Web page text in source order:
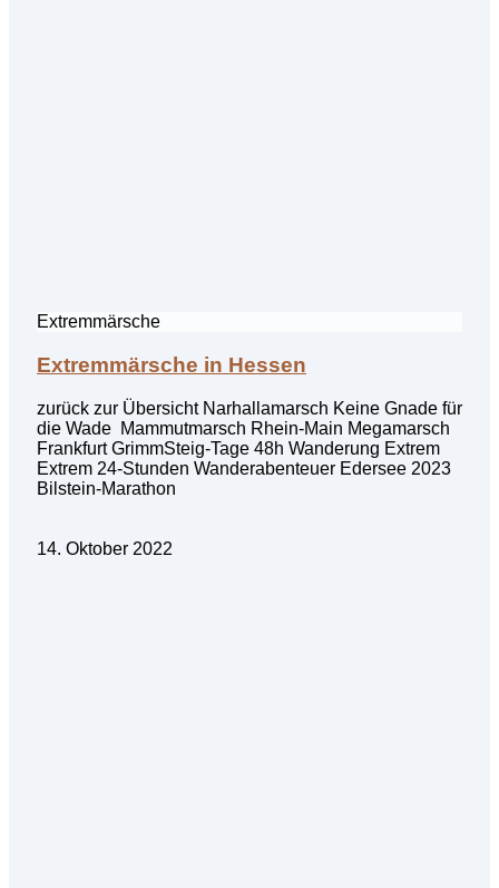
Extremmärsche
Extremmärsche in Hessen
zurück zur Übersicht Narhallamarsch Keine Gnade für
die Wade Mammutmarsch Rhein-Main Megamarsch
Frankfurt GrimmSteig-Tage 48h Wanderung Extrem
Extrem 24-Stunden Wanderabenteuer Edersee 2023
Bilstein-Marathon
14. Oktober 2022